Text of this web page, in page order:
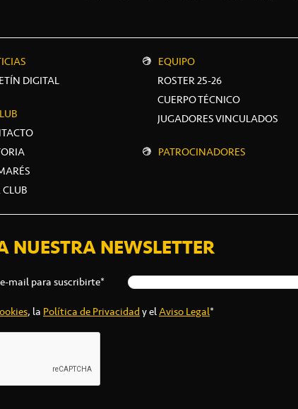
DIGITAL
EQUIPO
ROSTER 25-26
CUERPO TÉCNICO
JUGADORES VINCULADOS
PATROCINADORES
NUESTRA NEWSLETTER
mail para suscribirte*
, la Política de Privacidady elAviso Legal*